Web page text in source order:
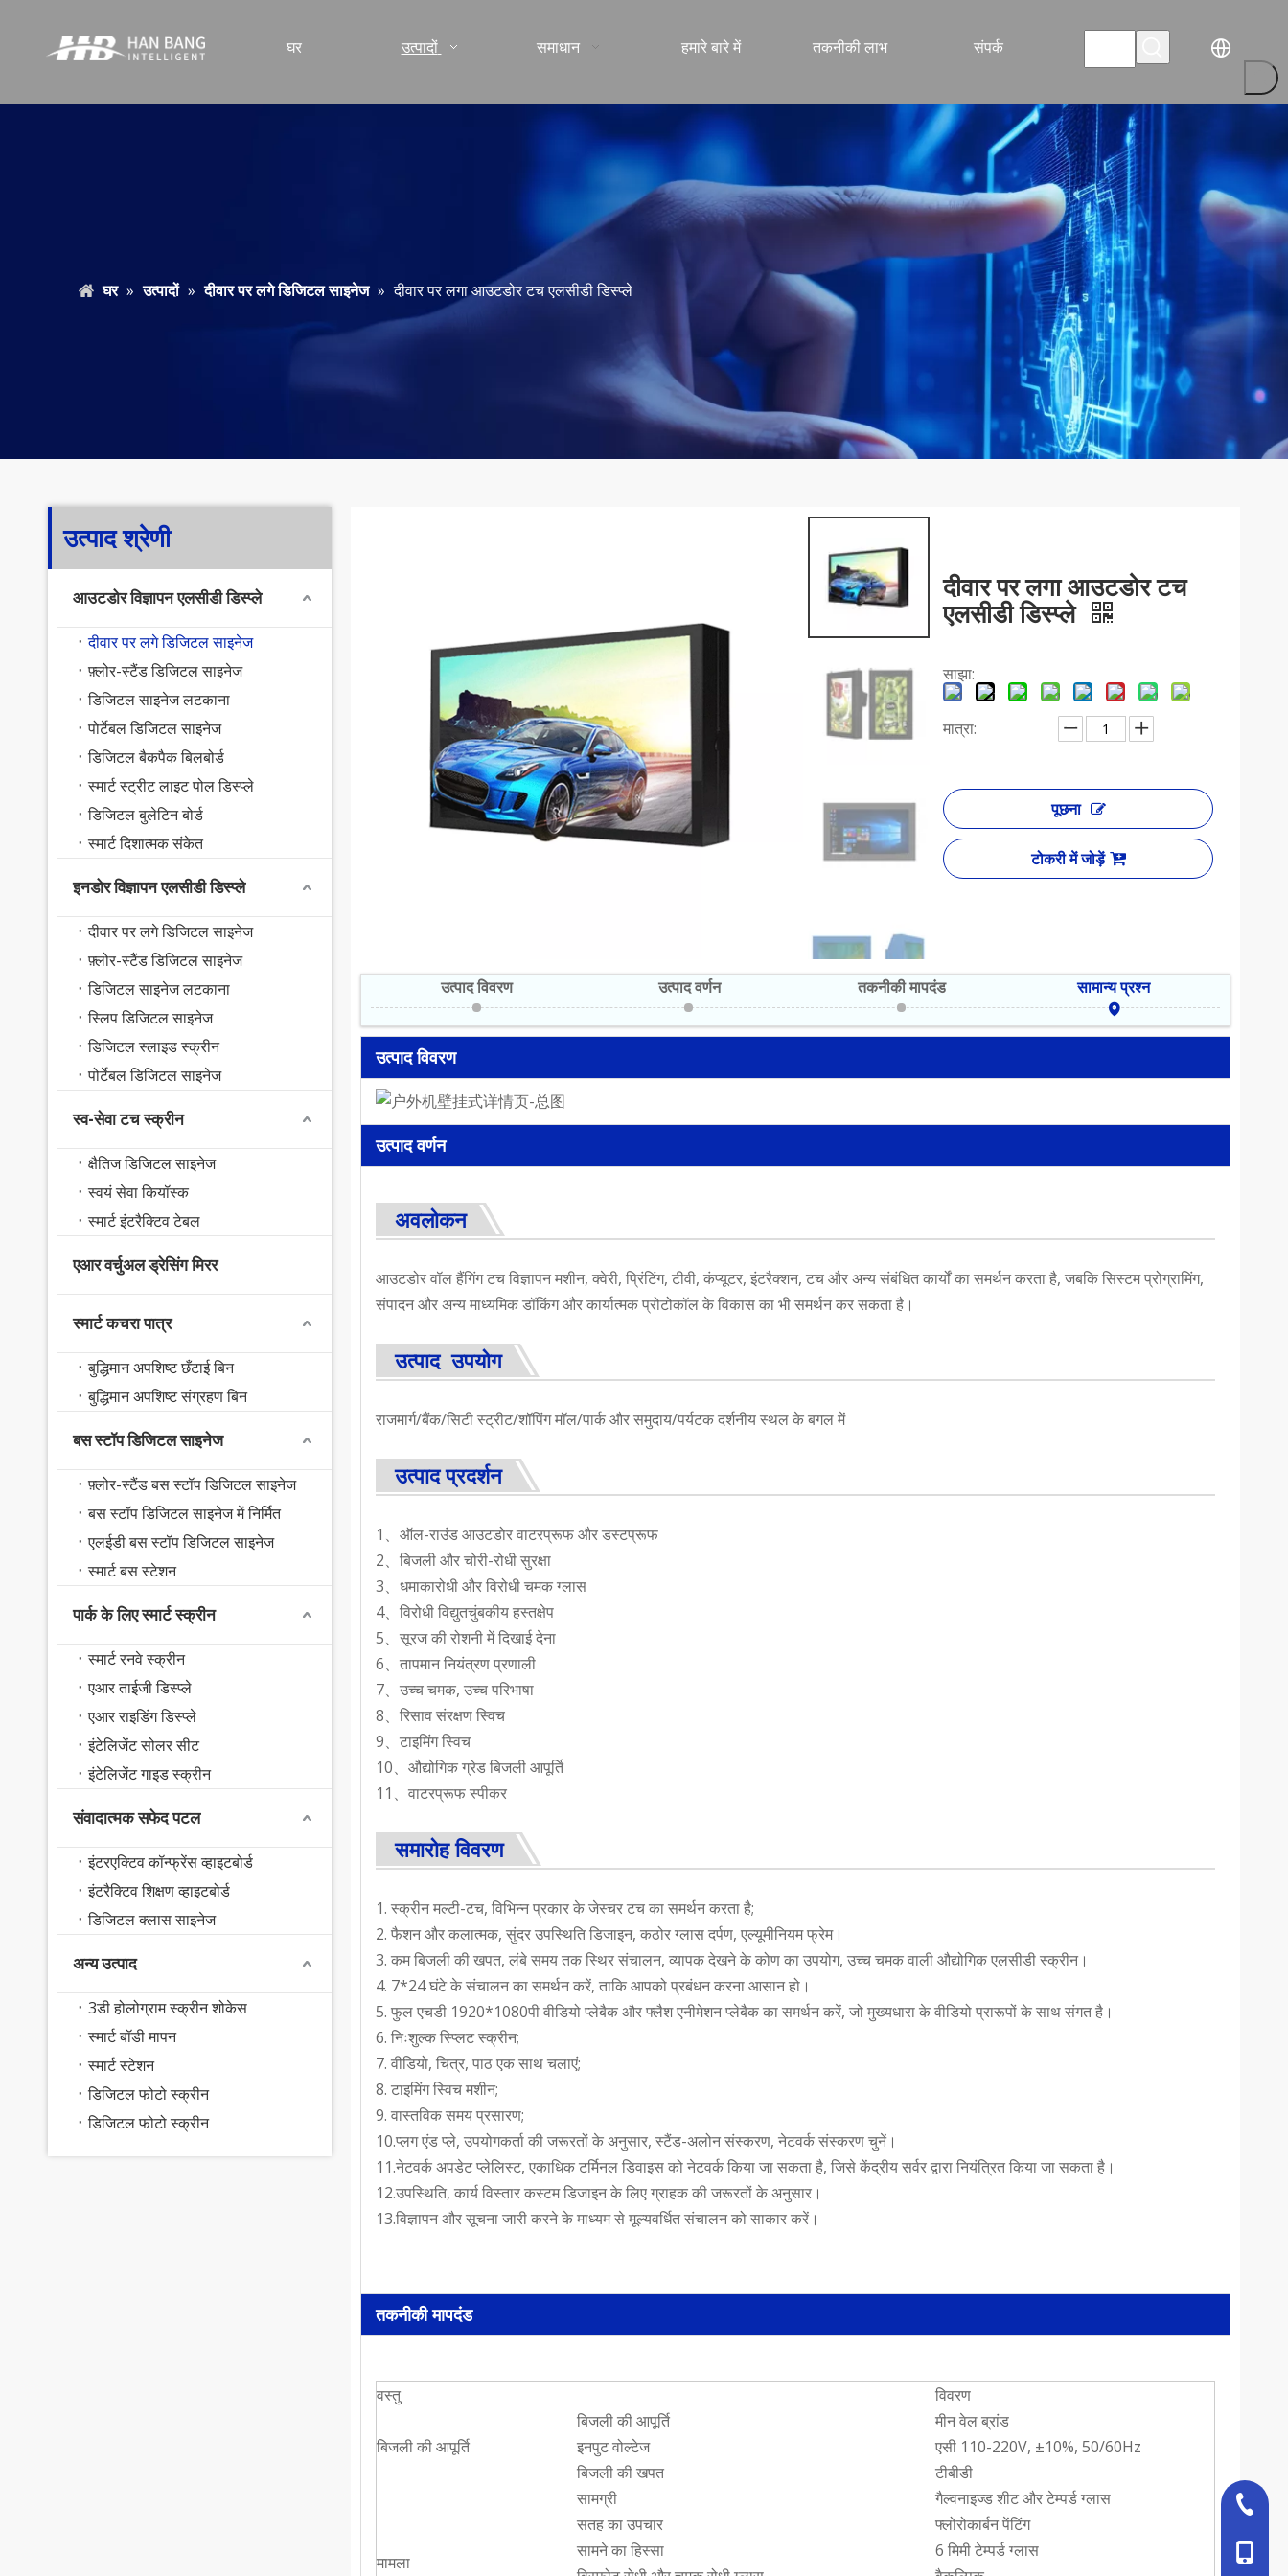
घर उत्पादों समाधान हमारे बारे में तकनीकी लाभ संपर्क
घर » उत्पादों » दीवार पर लगे डिजिटल साइनेज » दीवार पर लगा आउटडोर टच एलसीडी डिस्प्ले
उत्पाद श्रेणी
आउटडोर विज्ञापन एलसीडी डिस्प्ले
दीवार पर लगे डिजिटल साइनेज
फ़्लोर-स्टैंड डिजिटल साइनेज
डिजिटल साइनेज लटकाना
पोर्टेबल डिजिटल साइनेज
डिजिटल बैकपैक बिलबोर्ड
स्मार्ट स्ट्रीट लाइट पोल डिस्प्ले
डिजिटल बुलेटिन बोर्ड
स्मार्ट दिशात्मक संकेत
इनडोर विज्ञापन एलसीडी डिस्प्ले
दीवार पर लगे डिजिटल साइनेज
फ़्लोर-स्टैंड डिजिटल साइनेज
डिजिटल साइनेज लटकाना
स्लिप डिजिटल साइनेज
डिजिटल स्लाइड स्क्रीन
पोर्टेबल डिजिटल साइनेज
स्व-सेवा टच स्क्रीन
क्षैतिज डिजिटल साइनेज
स्वयं सेवा कियॉस्क
स्मार्ट इंटरैक्टिव टेबल
एआर वर्चुअल ड्रेसिंग मिरर
स्मार्ट कचरा पात्र
बुद्धिमान अपशिष्ट छँटाई बिन
बुद्धिमान अपशिष्ट संग्रहण बिन
बस स्टॉप डिजिटल साइनेज
फ़्लोर-स्टैंड बस स्टॉप डिजिटल साइनेज
बस स्टॉप डिजिटल साइनेज में निर्मित
एलईडी बस स्टॉप डिजिटल साइनेज
स्मार्ट बस स्टेशन
पार्क के लिए स्मार्ट स्क्रीन
स्मार्ट रनवे स्क्रीन
एआर ताईजी डिस्प्ले
एआर राइडिंग डिस्प्ले
इंटेलिजेंट सोलर सीट
इंटेलिजेंट गाइड स्क्रीन
संवादात्मक सफेद पटल
इंटरएक्टिव कॉन्फ्रेंस व्हाइटबोर्ड
इंटरैक्टिव शिक्षण व्हाइटबोर्ड
डिजिटल क्लास साइनेज
अन्य उत्पाद
3डी होलोग्राम स्क्रीन शोकेस
स्मार्ट बॉडी मापन
स्मार्ट स्टेशन
डिजिटल फोटो स्क्रीन
डिजिटल फोटो स्क्रीन
दीवार पर लगा आउटडोर टच
एलसीडी डिस्प्ले
साझा:
मात्रा:
पूछना
टोकरी में जोड़ें
उत्पाद विवरण उत्पाद वर्णन तकनीकी मापदंड सामान्य प्रश्न
उत्पाद विवरण
उत्पाद वर्णन
अवलोकन
आउटडोर वॉल हैंगिंग टच विज्ञापन मशीन, क्वेरी, प्रिंटिंग, टीवी, कंप्यूटर, इंटरैक्शन, टच और अन्य संबंधित कार्यों का समर्थन करता है, जबकि सिस्टम प्रोग्रामिंग,
संपादन और अन्य माध्यमिक डॉकिंग और कार्यात्मक प्रोटोकॉल के विकास का भी समर्थन कर सकता है।
उत्पाद उपयोग
राजमार्ग/बैंक/सिटी स्ट्रीट/शॉपिंग मॉल/पार्क और समुदाय/पर्यटक दर्शनीय स्थल के बगल में
उत्पाद प्रदर्शन
1、ऑल-राउंड आउटडोर वाटरप्रूफ और डस्टप्रूफ
2、बिजली और चोरी-रोधी सुरक्षा
3、धमाकारोधी और विरोधी चमक ग्लास
4、विरोधी विद्युतचुंबकीय हस्तक्षेप
5、सूरज की रोशनी में दिखाई देना
6、तापमान नियंत्रण प्रणाली
7、उच्च चमक, उच्च परिभाषा
8、रिसाव संरक्षण स्विच
9、टाइमिंग स्विच
10、औद्योगिक ग्रेड बिजली आपूर्ति
11、वाटरप्रूफ स्पीकर
समारोह विवरण
1. स्क्रीन मल्टी-टच, विभिन्न प्रकार के जेस्चर टच का समर्थन करता है;
2. फैशन और कलात्मक, सुंदर उपस्थिति डिजाइन, कठोर ग्लास दर्पण, एल्यूमीनियम फ्रेम।
3. कम बिजली की खपत, लंबे समय तक स्थिर संचालन, व्यापक देखने के कोण का उपयोग, उच्च चमक वाली औद्योगिक एलसीडी स्क्रीन।
4. 7*24 घंटे के संचालन का समर्थन करें, ताकि आपको प्रबंधन करना आसान हो।
5. फुल एचडी 1920*1080पी वीडियो प्लेबैक और फ्लैश एनीमेशन प्लेबैक का समर्थन करें, जो मुख्यधारा के वीडियो प्रारूपों के साथ संगत है।
6. निःशुल्क स्प्लिट स्क्रीन;
7. वीडियो, चित्र, पाठ एक साथ चलाएं;
8. टाइमिंग स्विच मशीन;
9. वास्तविक समय प्रसारण;
10.प्लग एंड प्ले, उपयोगकर्ता की जरूरतों के अनुसार, स्टैंड-अलोन संस्करण, नेटवर्क संस्करण चुनें।
11.नेटवर्क अपडेट प्लेलिस्ट, एकाधिक टर्मिनल डिवाइस को नेटवर्क किया जा सकता है, जिसे केंद्रीय सर्वर द्वारा नियंत्रित किया जा सकता है।
12.उपस्थिति, कार्य विस्तार कस्टम डिजाइन के लिए ग्राहक की जरूरतों के अनुसार।
13.विज्ञापन और सूचना जारी करने के माध्यम से मूल्यवर्धित संचालन को साकार करें।
तकनीकी मापदंड
वस्तु विवरण
बिजली की आपूर्ति
बिजली की आपूर्ति
मीन वेल ब्रांड
इनपुट वोल्टेज
एसी 110-220V, ±10%, 50/60Hz
बिजली की खपत
टीबीडी
मामला
सामग्री
गैल्वनाइज्ड शीट और टेम्पर्ड ग्लास
सतह का उपचार
फ्लोरोकार्बन पेंटिंग
सामने का हिस्सा
6 मिमी टेम्पर्ड ग्लास
+86-